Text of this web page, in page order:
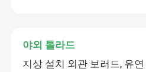
야외 쓰레기통
야외 톨라드
지상 설치 외관 보러드, 유